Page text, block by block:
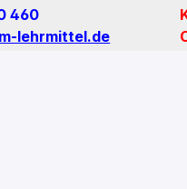
460
lehrmittel.de